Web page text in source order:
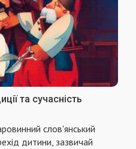
та сучасність
слов'янський
дитини, зазвичай